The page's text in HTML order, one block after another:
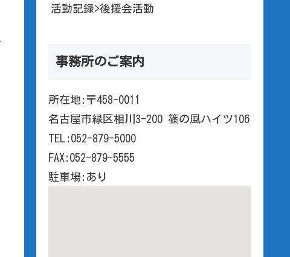
活動記録>後援会活動
事務所のご案内
所在地:〒458-0011
名古屋市緑区相川3-200 篠の風ハイツ106
TEL:052-879-5000
FAX:052-879-5555
駐車場:あり